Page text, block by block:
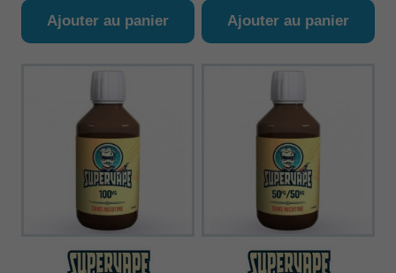
Ajouter au panier Ajouter au panier